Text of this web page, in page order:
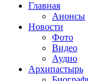
Главная
Анонсы
Новости
Фото
Видео
Аудио
Архипастырь